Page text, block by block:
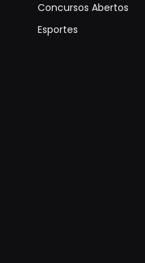
Concursos Abertos
Esportes